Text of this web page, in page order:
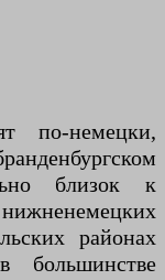
по-немецки,
близок к
районах
большинстве